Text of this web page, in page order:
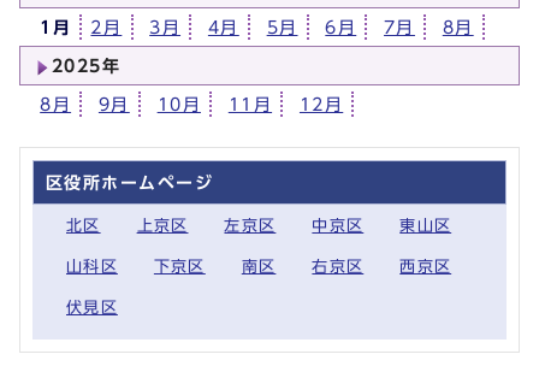
1月 2月 3月 4月 5月 6月 7月 8月
2025年
8月 9月 10月 11月 12月
区役所ホームページ
北区 上京区 左京区 中京区 東山区
山科区 下京区 南区 右京区 西京区
伏見区